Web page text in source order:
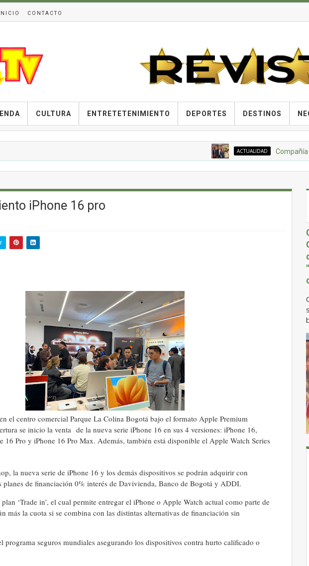
INICIO CONTACTO
CULTURA ENTRETETENIMIENTO DEPORTES DESTINOS
ACTUALIDAD Compañía
iPhone 16 pro
el centro comercial Parque La Colina Bogotá bajo el formato Apple Premium
se inicio la venta de la nueva serie iPhone 16 en sus 4 versiones: iPhone 16,
16 Pro y iPhone 16 Pro Max. Además, también está disponible el Apple Watch Series
la nueva serie de iPhone 16 y los demás dispositivos se podrán adquirir con
planes de financiación 0% interés de Davivienda, Banco de Bogotá y ADDI.
‘Trade in’, el cual permite entregar el iPhone o Apple Watch actual como parte de
más la cuota si se combina con las distintas alternativas de financiación sin
programa seguros mundiales asegurando los dispositivos contra hurto calificado o